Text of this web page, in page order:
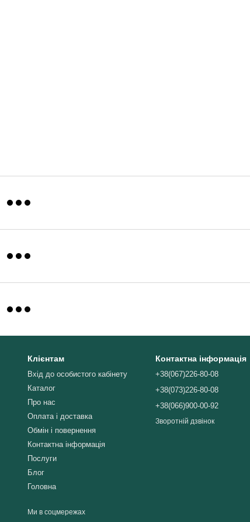
Клієнтам
Вхід до особистого кабінету
Каталог
Про нас
Оплата і доставка
Обмін і повернення
Контактна інформація
Послуги
Блог
Головна
Ми в соцмережах
Контактна інформація
+38(067)226-80-08
+38(073)226-80-08
+38(066)900-00-92
Зворотній дзвінок